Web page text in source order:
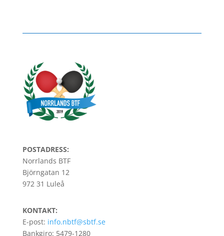
POSTADRESS:
Norrlands BTF
Björngatan 12
972 31 Luleå
KONTAKT:
E-post: info.nbtf@sbtf.se
Bankgiro: 5479-1280